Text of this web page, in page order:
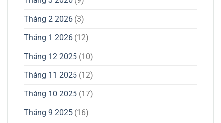
Tháng 2 2026 (3)
Tháng 1 2026 (12)
Tháng 12 2025 (10)
Tháng 11 2025 (12)
Tháng 10 2025 (17)
Tháng 9 2025 (16)